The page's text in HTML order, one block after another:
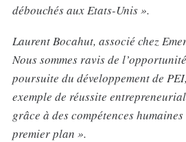
débouchés aux Etats-Unis ».
Laurent Bocahut, associé chez
Nous sommes ravis de
poursuite du développement de
exemple de réussite
grâce à des compétences
premier plan ».